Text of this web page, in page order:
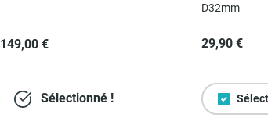
149,00 €
Sélectionné !
D32mm
29,90 €